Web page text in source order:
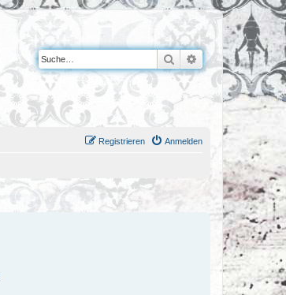
Suche Erweiterte Suche
Anmelden
Registrieren